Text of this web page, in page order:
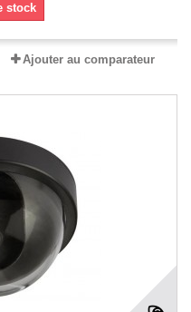
stock
Ajouter au comparateur